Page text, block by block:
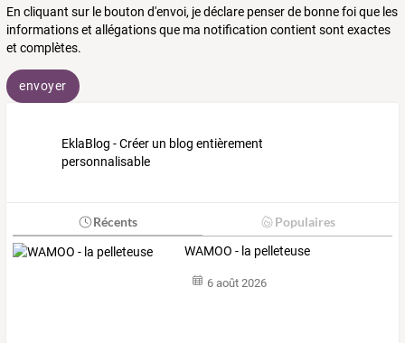
En cliquant sur le bouton d'envoi, je déclare penser de bonne foi que les
informations et allégations que ma notification contient sont exactes
et complètes.
envoyer
EklaBlog - Créer un blog entièrement
personnalisable
Récents Populaires
WAMOO - la pelleteuse
6 août 2026